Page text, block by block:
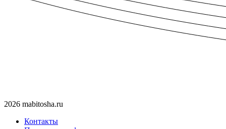
2026 mabitosha.ru
Контакты